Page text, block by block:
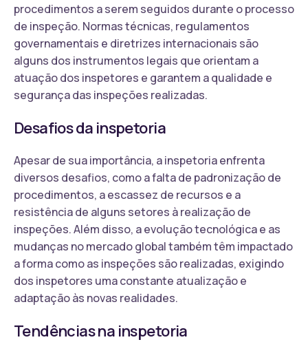
procedimentos a serem seguidos durante o processo
de inspeção. Normas técnicas, regulamentos
governamentais e diretrizes internacionais são
alguns dos instrumentos legais que orientam a
atuação dos inspetores e garantem a qualidade e
segurança das inspeções realizadas.
Desafios da inspetoria
Apesar de sua importância, a inspetoria enfrenta
diversos desafios, como a falta de padronização de
procedimentos, a escassez de recursos e a
resistência de alguns setores à realização de
inspeções. Além disso, a evolução tecnológica e as
mudanças no mercado global também têm impactado
a forma como as inspeções são realizadas, exigindo
dos inspetores uma constante atualização e
adaptação às novas realidades.
Tendências na inspetoria